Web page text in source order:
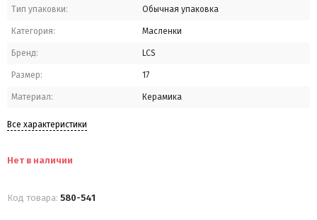
Тип упаковки: Обычная упаковка
Категория: Масленки
Бренд: LCS
Размер: 17
Материал: Керамика
Все характеристики
Нет в наличии
Код товара: 580-541